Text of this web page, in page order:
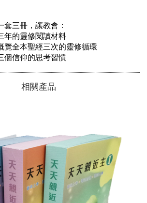
套三冊，讓教會：
年的靈修閱讀材料
覽全本聖經三次的靈修循環
個信仰的思考習慣
相關產品